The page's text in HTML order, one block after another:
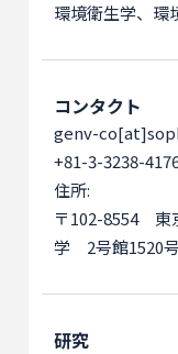
環境衛生学、環
コンタクト
genv-
+81-3-3238-
住所:
〒102-8554 東
学 2号館1520
研究